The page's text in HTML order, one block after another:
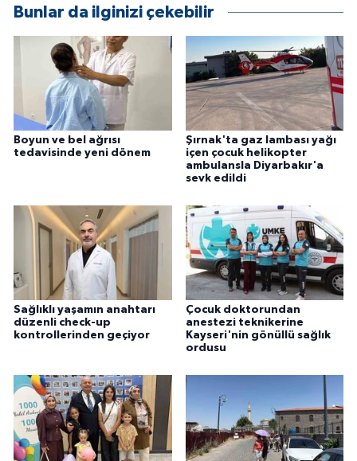
Bunlar da ilginizi çekebilir
Boyun ve bel ağrısı
tedavisinde yeni dönem
Şırnak'ta gaz lambası yağı
içen çocuk helikopter
ambulansla Diyarbakır'a
sevk edildi
Sağlıklı yaşamın anahtarı
düzenli check-up
kontrollerinden geçiyor
Çocuk doktorundan
anestezi teknikerine
Kayseri'nin gönüllü sağlık
ordusu